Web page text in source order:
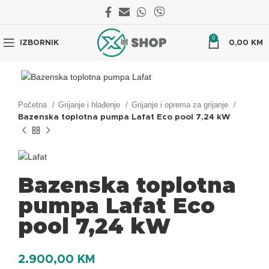
IZBORNIK
0
0,00 KM
Početna Grijanje i hlađenje Grijanje i oprema za grijanje
Bazenska toplotna pumpa Lafat Eco pool 7,24 kW
Bazenska toplotna
pumpa Lafat Eco
pool 7,24 kW
2.900,00 KM